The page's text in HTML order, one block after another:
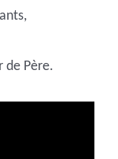
de Père.